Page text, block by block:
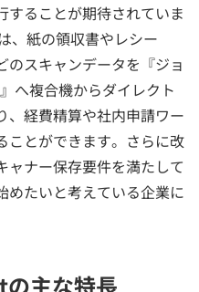
することが期待されていま
、紙の領収書やレシー
のスキャンデータを『ジョ
へ複合機からダイレクト
、経費精算や社内申請ワー
ことができます。さらに改
ャナー保存要件を満たして
めたいと考えている企業に
主な特長